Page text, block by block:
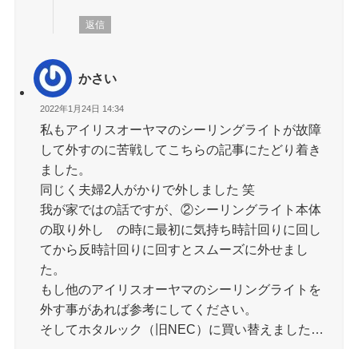
返信
かさい
2022年1月24日 14:34
私もアイリスオーヤマのシーリングライトが故障
して外すのに苦戦してこちらの記事にたどり着き
ました。
同じく夫婦2人がかりで外しました 笑
我が家ではの話ですが、②シーリングライト本体
の取り外し の時に最初に気持ち時計回りに回し
てから反時計回りに回すとスムーズに外せまし
た。
もし他のアイリスオーヤマのシーリングライトを
外す事があれば参考にしてください。
そしてホタルック（旧NEC）に買い替えました…